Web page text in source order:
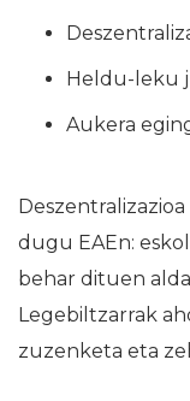
Heldu-leku
Aukera
dugu EAEn:
behar dituen
Legebiltzarrak
zuzenketa eta